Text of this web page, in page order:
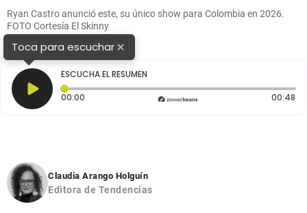
Ryan Castro anunció este, su único show para Colombia en 2026.
FOTO Cortesía El Skinny
Toca para escuchar×
ESCUCHA EL RESUMEN
00:00 Tiempo transcurrido: 0 segundos 00:48
Claudia Arango Holguín
Editora de Tendencias